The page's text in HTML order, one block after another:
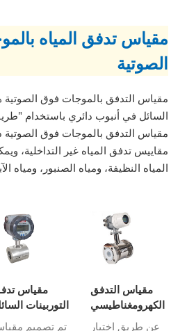
مقياس تدفق المياه
الصوتية
مقياس التدفق بالموجات فوق
السائل في أنبوب دائري باستخدام
مقياس التدفق بالموجات فوق
مقاييس تدفق المياه غير التداخلية،
المياه النظيفة، ومياه الصنبور، ومياه
مقياس
التوربينات
للويفر
تم تصميم
مقياس التدفق
الكهرومغناطيسي
للسائل المسببة
عن طريق اختيار